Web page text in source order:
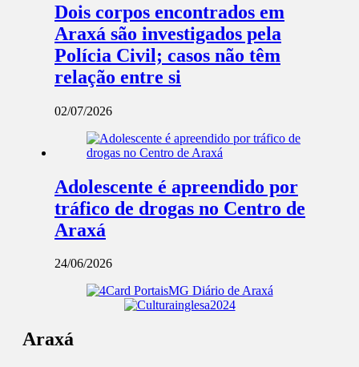
Dois corpos encontrados em
Araxá são investigados pela
Polícia Civil; casos não têm
relação entre si
02/07/2026
Adolescente é apreendido por
tráfico de drogas no Centro de
Araxá
24/06/2026
Araxá